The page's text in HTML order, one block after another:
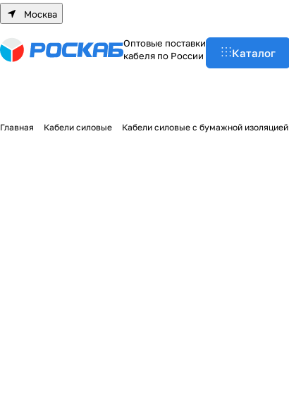
Москва
Оптовые поставки
кабеля по России Каталог
Главная Кабели силовые Кабели силовые с бумажной изоляцией